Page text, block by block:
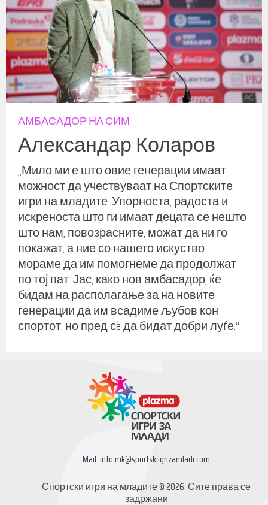
АМБАСАДОР НА СИМ
Александар Коларов
„Мило ми е што овие генерации имаат
можност да учествуваат на Спортските
игри на младите. Упорноста, радоста и
искреноста што ги имаат децата се нешто
што нам, повозрасните, можат да ни го
покажат, а ние со нашето искуство
мораме да им помогнеме да продолжат
по тој пат. Јас, како нов амбасадор, ќе
бидам на располагање за на новите
генерации да им всадиме љубов кон
спортот, но пред сè да бидат добри луѓе.“
Mail:info.mk@sportskiigrizamladi.com
Спортски игри на младите © 2026. Сите права се
задржани